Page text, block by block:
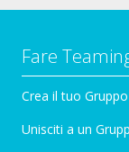
Fare
Crea il tuo Gruppo
Unisciti a un